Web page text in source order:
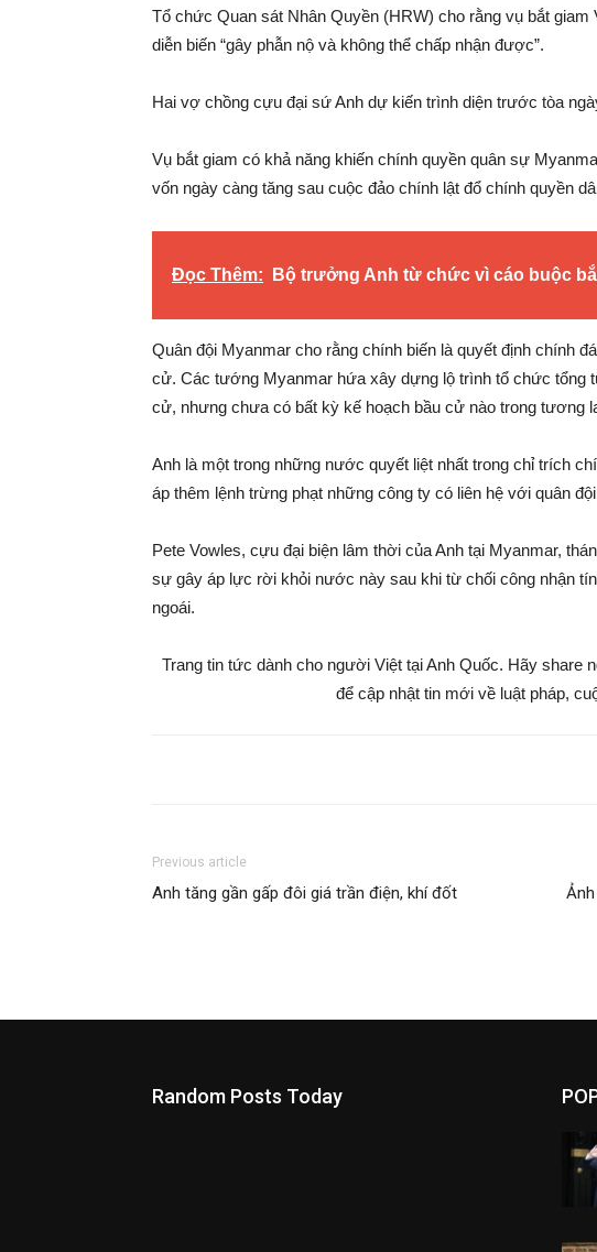
Tổ chức Quan sát Nhân Quyền (HRW) cho rằng vụ bắt
diễn biến “gây phẫn nộ và không thể chấp nhận được”.
Hai vợ chồng cựu đại sứ Anh dự kiến trình diện trước tòa
Vụ bắt giam có khả năng khiến chính quyền quân sự
vốn ngày càng tăng sau cuộc đảo chính lật đổ chính quyền
Đọc Thêm: Bộ trưởng Anh từ chức vì cáo buộc
Quân đội Myanmar cho rằng chính biến là quyết định chính
cử. Các tướng Myanmar hứa xây dựng lộ trình tổ chức tổng
cử, nhưng chưa có bất kỳ kế hoạch bầu cử nào trong tương
Anh là một trong những nước quyết liệt nhất trong chỉ trích
áp thêm lệnh trừng phạt những công ty có liên hệ với quân
Pete Vowles, cựu đại biện lâm thời của Anh tại Myanmar,
sự gây áp lực rời khỏi nước này sau khi từ chối công nhận
ngoái.
Trang tin tức dành cho người Việt tại Anh Quốc. Hãy share
để cập nhật tin mới về luật pháp,
Previous article
Anh tăng gần gấp đôi giá trần điện, khí đốt
Random Posts Today